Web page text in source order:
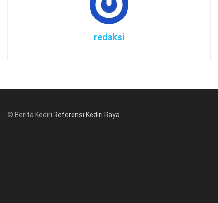
redaksi
© Berita Kediri Referensi Kediri Raya